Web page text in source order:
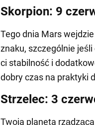
Skorpion: 9
Tego dnia Mars
znaku, szczególnie
ci stabilność i
dobry czas na praktyki
Strzelec: 3
Twoja planeta